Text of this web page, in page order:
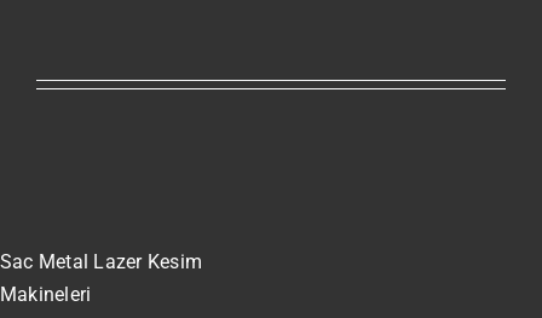
Sac Metal Lazer Kesim
Makineleri